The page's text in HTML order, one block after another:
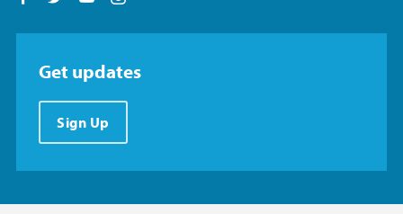
Get updates
Sign Up